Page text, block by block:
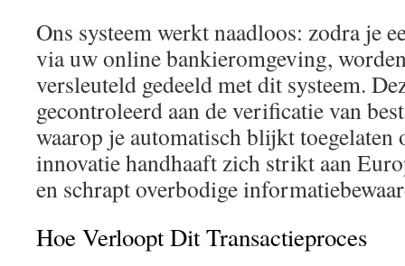
Ons systeem werkt naadloos: zodra je
via uw online bankieromgeving,
versleuteld gedeeld met dit systeem.
gecontroleerd aan de verificatie van
waarop je automatisch blijkt toegelaten
innovatie handhaaft zich strikt aan
en schrapt overbodige
Hoe Verloopt Dit Transactieproces